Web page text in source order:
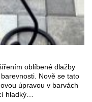
oblíbené dlažby
Nově se tato
úpravou v barvách
hladký…